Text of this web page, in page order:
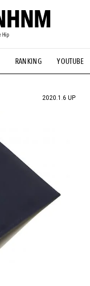
RANKING YOUTUBE
#マイナーグッド図鑑
#FASHION #MUSIC
2020.1.6 UP